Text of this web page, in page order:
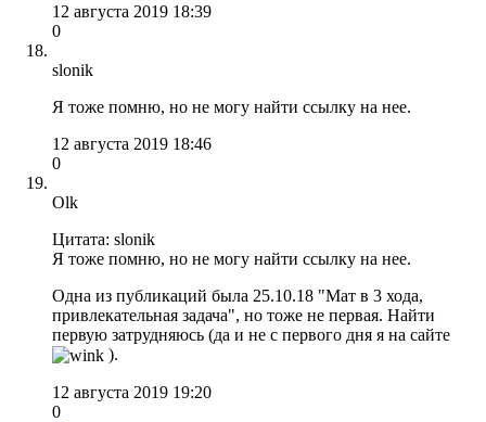
12 августа 2019 18:39
0
slonik
Я тоже помню, но не могу найти ссылку на нее.
12 августа 2019 18:46
0
Olk
Цитата: slonik
Я тоже помню, но не могу найти ссылку на нее.
Одна из публикаций была 25.10.18 "Мат в 3 хода,
привлекательная задача", но тоже не первая. Найти
первую затрудняюсь (да и не с первого дня я на сайте
).
12 августа 2019 19:20
0